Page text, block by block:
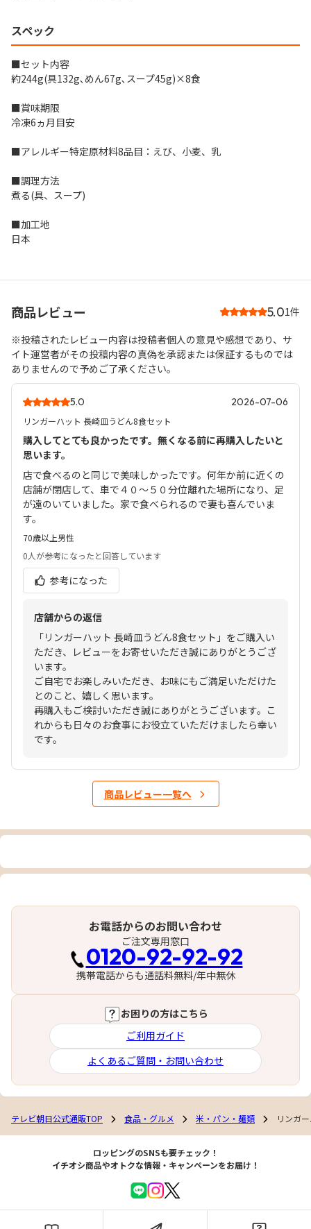
スペック
■セット内容
約244g(具132g､めん67g､スープ45g)×8食
■賞味期限
冷凍6ヵ月目安
■アレルギー特定原材料8品目：えび、小麦、乳
■調理方法
煮る(具、スープ)
■加工地
日本
商品レビュー 5.01件
※投稿されたレビュー内容は投稿者個人の意見や感想であり、サ
イト運営者がその投稿内容の真偽を承認または保証するものでは
ありませんので予めご了承ください。
5.0 2026-07-06
リンガーハット 長崎皿うどん8食セット
購入してとても良かったです。無くなる前に再購入したいと
思います。
店で食べるのと同じで美味しかったです。何年か前に近くの
店舗が閉店して、車で４０～５０分位離れた場所になり、足
が遠のいていました。家で食べられるので妻も喜んでいま
す。
70歳以上男性
0人が参考になったと回答しています
参考になった
店舗からの返信
「リンガーハット 長崎皿うどん8食セット」をご購入い
ただき、レビューをお寄せいただき誠にありがとうござ
います。
ご自宅でお楽しみいただき、お味にもご満足いただけた
とのこと、嬉しく思います。
再購入もご検討いただき誠にありがとうございます。こ
れからも日々のお食事にお役立ていただけましたら幸い
です。
商品レビュー一覧へ
お電話からのお問い合わせ
ご注文専用窓口
0120-92-92-92
携帯電話からも通話料無料/年中無休
お困りの方はこちら
ご利用ガイド
よくあるご質問・お問い合わせ
テレビ朝日公式通販TOP 食品・グルメ 米・パン・麺類 リンガ
ロッピングのSNSも要チェック！
イチオシ商品やオトクな情報・キャンペーンをお届け！